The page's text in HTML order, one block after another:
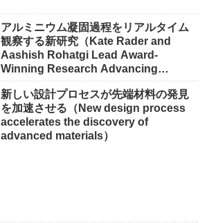
アルミニウム凝固過程をリアルタイム
観察する新研究（Kate Rader and
Aashish Rohatgi Lead Award-
Winning Research Advancing
新しい設計プロセスが先端材料の発見
を加速させる（New design process
accelerates the discovery of
advanced materials）